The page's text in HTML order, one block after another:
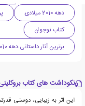
دهه 2010 میلادی
کتاب نوجوان
برترین آثار داستانی دهه 2010 به انتخاب «نیویورک تایمز»
نکوداشت های کتاب
این اثر به زیبایی، دوستی